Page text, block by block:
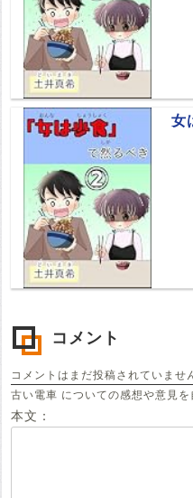
女
コメント
コメントはまだ投稿されていませ
古い電車 についての感想や意見
本文：